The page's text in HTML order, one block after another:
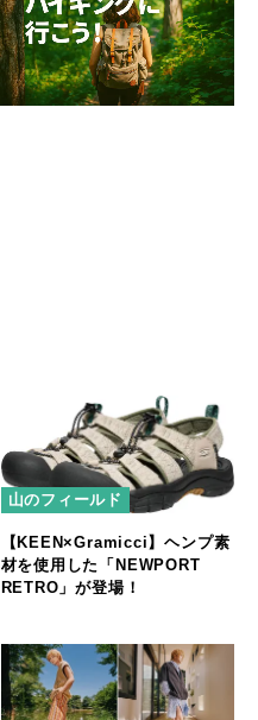
山のフィールド
【KEEN×Gramicci】ヘンプ素
材を使用した「NEWPORT
RETRO」が登場！